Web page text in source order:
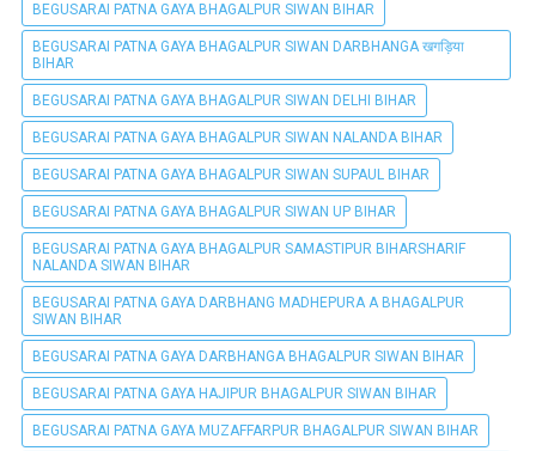
BEGUSARAI PATNA GAYA BHAGALPUR SIWAN BIHAR
BEGUSARAI PATNA GAYA BHAGALPUR SIWAN DARBHANGA खगड़िया
BIHAR
BEGUSARAI PATNA GAYA BHAGALPUR SIWAN DELHI BIHAR
BEGUSARAI PATNA GAYA BHAGALPUR SIWAN NALANDA BIHAR
BEGUSARAI PATNA GAYA BHAGALPUR SIWAN SUPAUL BIHAR
BEGUSARAI PATNA GAYA BHAGALPUR SIWAN UP BIHAR
BEGUSARAI PATNA GAYA BHAGALPUR SAMASTIPUR BIHARSHARIF
NALANDA SIWAN BIHAR
BEGUSARAI PATNA GAYA DARBHANG MADHEPURA A BHAGALPUR
SIWAN BIHAR
BEGUSARAI PATNA GAYA DARBHANGA BHAGALPUR SIWAN BIHAR
BEGUSARAI PATNA GAYA HAJIPUR BHAGALPUR SIWAN BIHAR
BEGUSARAI PATNA GAYA MUZAFFARPUR BHAGALPUR SIWAN BIHAR